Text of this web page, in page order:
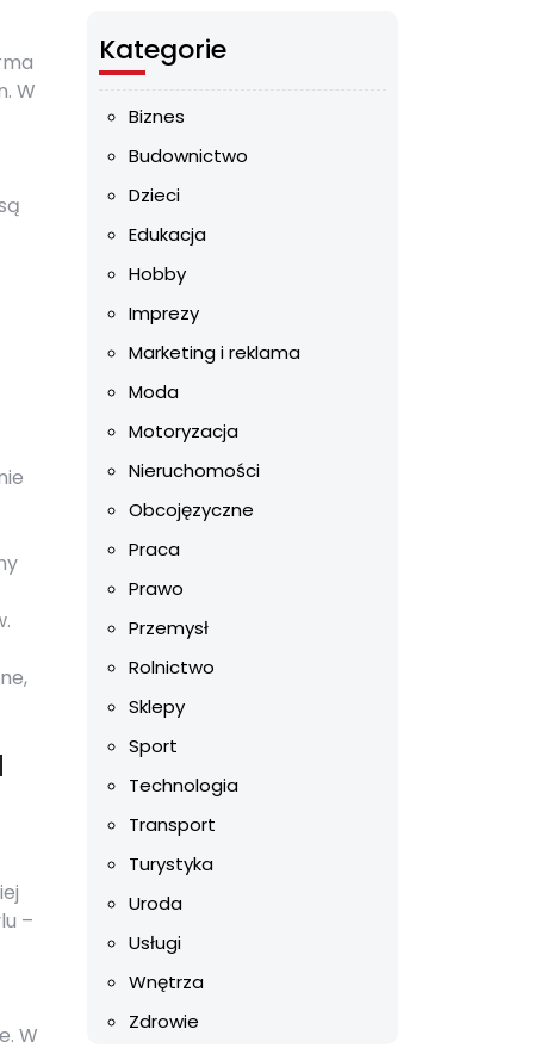
W
–
W
Kategorie
Biznes
Budownictwo
Dzieci
Edukacja
Hobby
Imprezy
Marketing i reklama
Moda
Motoryzacja
Nieruchomości
Obcojęzyczne
Praca
Prawo
Przemysł
Rolnictwo
Sklepy
Sport
Technologia
Transport
Turystyka
Uroda
Usługi
Wnętrza
Zdrowie